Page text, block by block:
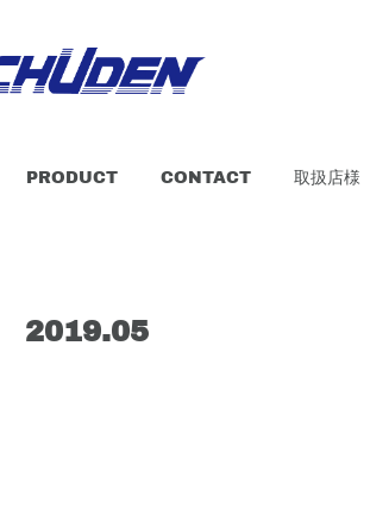
PRODUCT CONTACT 取扱店様
2019.05